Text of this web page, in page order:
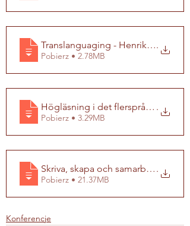
Translanguaging - Henrik Sjöman
.
Pobierz • 2.78MB
Högläsning i det flerspråkiga
.
Pobierz • 3.29MB
Skriva, skapa och samarbeta
.
Pobierz • 21.37MB
Konferencje